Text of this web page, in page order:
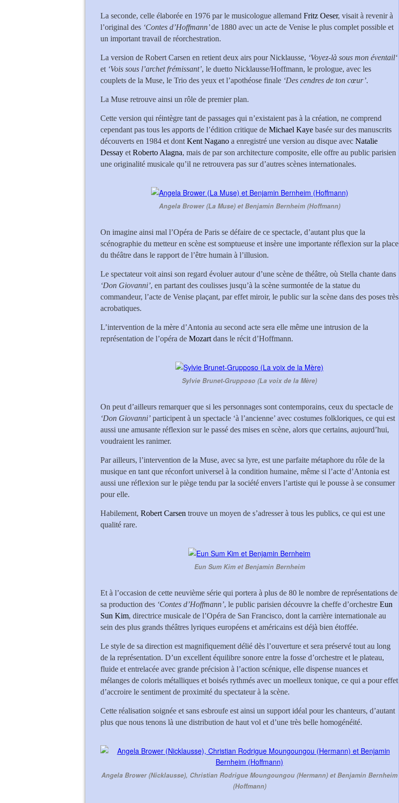
La seconde, celle élaborée en 1976 par le musicologue allemand Fritz Oeser, visait à revenir à
l’original des ‘Contes d’Hoffmann’de 1880 avec un acte de Venise le plus complet possible et
un important travail de réorchestration.
La version de Robert Carsen en retient deux airs pour Nicklausse, ‘Voyez-là sous mon éventail‘
et ‘Vois sous l’archet frémissant’, le duetto Nicklausse/Hoffmann, le prologue, avec les
couplets de la Muse, le Trio des yeux et l’apothéose finale ‘Des cendres de ton cœur’.
La Muse retrouve ainsi un rôle de premier plan.
Cette version qui réintègre tant de passages qui n’existaient pas à la création, ne comprend
cependant pas tous les apports de l’édition critique de Michael Kaye basée sur des manuscrits
découverts en 1984 et dont Kent Nagano a enregistré une version au disque avec Natalie
Dessay et Roberto Alagna, mais de par son architecture composite, elle offre au public parisien
une originalité musicale qu’il ne retrouvera pas sur d’autres scènes internationales.
Angela Brower (La Muse) et Benjamin Bernheim (Hoffmann)
On imagine ainsi mal l’Opéra de Paris se défaire de ce spectacle, d’autant plus que la
scénographie du metteur en scène est somptueuse et insère une importante réflexion sur la place
du théâtre dans le rapport de l’être humain à l’illusion.
Le spectateur voit ainsi son regard évoluer autour d’une scène de théâtre, où Stella chante dans
‘Don Giovanni’, en partant des coulisses jusqu’à la scène surmontée de la statue du
commandeur, l’acte de Venise plaçant, par effet miroir, le public sur la scène dans des poses très
acrobatiques.
L’intervention de la mère d’Antonia au second acte sera elle même une intrusion de la
représentation de l’opéra de Mozart dans le récit d’Hoffmann.
Sylvie Brunet-Grupposo (La voix de la Mère)
On peut d’ailleurs remarquer que si les personnages sont contemporains, ceux du spectacle de
‘Don Giovanni’ participent à un spectacle ‘à l’ancienne’ avec costumes folkloriques, ce qui est
aussi une amusante réflexion sur le passé des mises en scène, alors que certains, aujourd’hui,
voudraient les ranimer.
Par ailleurs, l’intervention de la Muse, avec sa lyre, est une parfaite métaphore du rôle de la
musique en tant que réconfort universel à la condition humaine, même si l’acte d’Antonia est
aussi une réflexion sur le piège tendu par la société envers l’artiste qui le pousse à se consumer
pour elle.
Habilement, Robert Carsen trouve un moyen de s’adresser à tous les publics, ce qui est une
qualité rare.
Eun Sum Kim et Benjamin Bernheim
Et à l’occasion de cette neuvième série qui portera à plus de 80 le nombre de représentations de
sa production des ‘Contes d’Hoffmann’, le public parisien découvre la cheffe d’orchestre Eun
Sun Kim, directrice musicale de l’Opéra de San Francisco, dont la carrière internationale au
sein des plus grands théâtres lyriques européens et américains est déjà bien étoffée.
Le style de sa direction est magnifiquement délié dès l’ouverture et sera préservé tout au long
de la représentation. D’un excellent équilibre sonore entre la fosse d’orchestre et le plateau,
fluide et entrelacée avec grande précision à l’action scénique, elle dispense nuances et
mélanges de coloris métalliques et boisés rythmés avec un moelleux tonique, ce qui a pour effet
d’accroire le sentiment de proximité du spectateur à la scène.
Cette réalisation soignée et sans esbroufe est ainsi un support idéal pour les chanteurs, d’autant
plus que nous tenons là une distribution de haut vol et d’une très belle homogénéité.
Angela Brower (Nicklausse), Christian Rodrigue Moungoungou (Hermann) et Benjamin Bernheim
(Hoffmann)